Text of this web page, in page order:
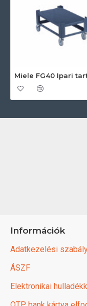
Információk
Adatkezelési
ÁSZF
Elektronikai